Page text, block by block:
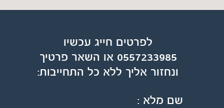
לפרטים חייג עכשיו
0557233985 או השאר פרטיך
ונחזור אליך ללא כל התחייבות:
שם מלא :